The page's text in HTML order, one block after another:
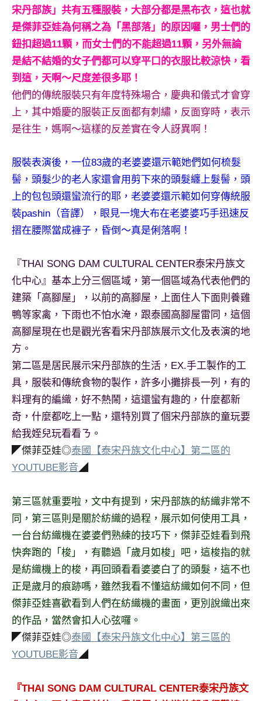
講
座、
部
落
客
及
旅
遊
誌
欄、
觀
光
合
作
人
對
★
宋丹部族」共有五種服裝，大部分都是黑布衣，這也就
是傑菲亞娃為何稱之為「黑部落」的原因囉，男士們的
鈕扣超過11顆，而女士們的不能超過11顆，另外無論
是結不結婚的女子們都可以穿平口的衣服比較涼快，看
到這，天啊～尺度差很多耶！
他們的傳統服裝只有年度特殊場合，慶典和儀式才會穿
上，其中婚慶的服裝正反面都有刺繡，反面穿時，表示
是往生，媽啊～這樣的反差實在令人訝異啊！
服裝表演後，一位83歲的老婆婆還示範她們如何梳髮
髻，頭髮少的老人家還會用剪下來的頭髮纏上髮髻，頭
上的包包頭還蠻流行的耶，老婆婆還示範如何穿傳統服
裝pashin（音譯），眼見一塊大布在老婆婆巧手迅速反
摺在腰際當成褲子，昏倒～真是俐落啊！
『THAI SONG DAM CULTURAL CENTER泰宋丹族文
化中心』基本上分三個區域，第一個區域為代表他們的
建築「高腳屋」，以前的高腳屋，上面住人下面則養雞
鴨等家禽，下雨也不怕水淹，跟泰國高腳屋雷同，這個
高腳屋現在也是觀光客看宋丹部族展示文化及表演的地
方。
第二區是居民展示宋丹部族的生活，EX.手工製作的工
具，服裝和傳統食物的製作，許多小攤排長一列，有的
料理有的編織，好不熱鬧，這還蠻有趣的，什麼都新
奇，什麼都吃上一點，還特別買了個宋丹部族的童玩要
給我姪兒玩看看ㄋ。
◤傑菲亞娃◎泰國【泰宋丹族文化中心】第二區的
YOUTUBE影音◢
第三區就重要啦，文中有提到，宋丹部族的紡織非常不
同，第三區則是關於紡織的過程，展示如何使用工具，
一台台紡織機在婆婆們熟練的技巧下，傑菲亞娃看到飛
快奔跑的「梭」，有聽過「歲月如梭」吧，這梭指的就
是紡織機上的梭，再回頭看看婆婆白了的頭髮，這不也
正是歲月的痕跡嗎，雖然我看不懂這紡織如何不同，但
傑菲亞娃喜歡看到人們在紡織機的畫面，更別說織出來
的作品，當然會扣人心弦囉。
◤傑菲亞娃◎泰國【泰宋丹族文化中心】第三區的
YOUTUBE影音◢
『THAI SONG DAM CULTURAL CENTER泰宋丹族文